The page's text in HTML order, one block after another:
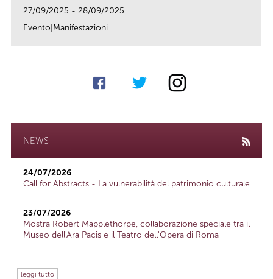
27/09/2025 - 28/09/2025
Evento|Manifestazioni
NEWS
24/07/2026
Call for Abstracts - La vulnerabilità del patrimonio culturale
23/07/2026
Mostra Robert Mapplethorpe, collaborazione speciale tra il
Museo dell'Ara Pacis e il Teatro dell'Opera di Roma
leggi tutto